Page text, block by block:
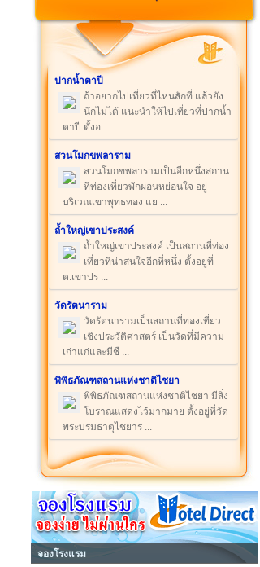
ปากน้ำตาปี
ถ้าอยากไปเที่ยวที่ไหนสักที่ แล้วยัง
นึกไม่ได้ แนะนำให้ไปเที่ยวที่ปากน้ำ
ตาปี ตั้งอ ...
สวนโมกขพลาราม
สวนโมกขพลารามเป็นอีกหนึ่งสถาน
ที่ท่องเที่ยวพักผ่อนหย่อนใจ อยู่
บริเวณเขาพุทธทอง แย ...
ถ้ำใหญ่เขาประสงค์
ถ้ำใหญ่เขาประสงค์ เป็นสถานที่ท่อง
เที่ยวที่น่าสนใจอีกที่หนึ่ง ตั้งอยู่ที่
ต.เขาปร ...
วัดรัตนาราม
วัดรัตนารามเป็นสถานที่ท่องเที่ยว
เชิงประวัติศาสตร์ เป็นวัดที่มีความ
เก่าแก่และมีชื ...
พิพิธภัณฑสถานแห่งชาติไชยา
พิพิธภัณฑสถานแห่งชาติไชยา มีสิ่ง
โบราณแสดงไว้มากมาย ตั้งอยู่ที่วัด
พระบรมธาตุไชยาร ...
จองโรงแรม